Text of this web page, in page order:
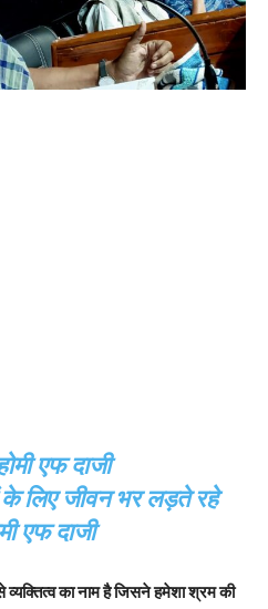
एफ दाजी
के लिए जीवन भर लड़ते रहे
एफ दाजी
का नाम है जिसने हमेशा श्रम की